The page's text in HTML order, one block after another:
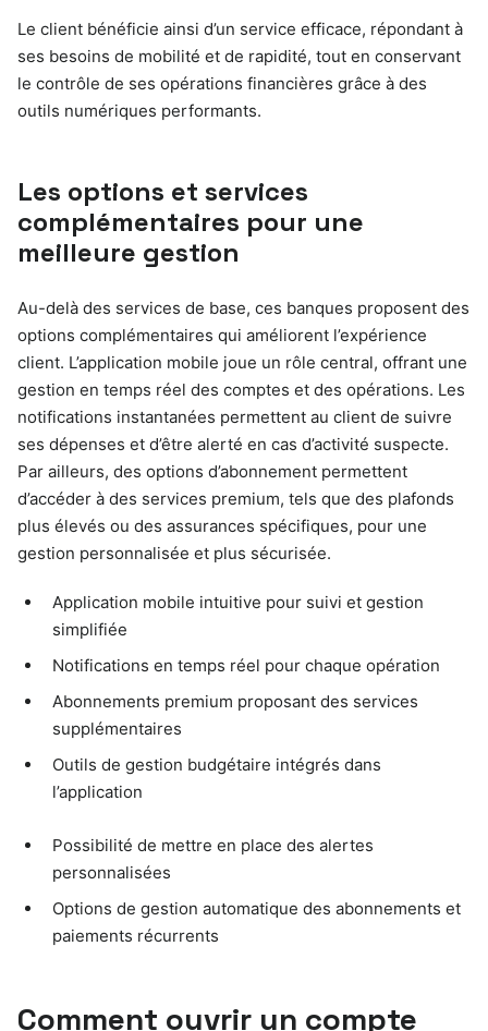
Le client bénéficie ainsi d’un service efficace, répondant à
ses besoins de mobilité et de rapidité, tout en conservant
le contrôle de ses opérations financières grâce à des
outils numériques performants.
Les options et services
complémentaires pour une
meilleure gestion
Au-delà des services de base, ces banques proposent des
options complémentaires qui améliorent l’expérience
client. L’application mobile joue un rôle central, offrant une
gestion en temps réel des comptes et des opérations. Les
notifications instantanées permettent au client de suivre
ses dépenses et d’être alerté en cas d’activité suspecte.
Par ailleurs, des options d’abonnement permettent
d’accéder à des services premium, tels que des plafonds
plus élevés ou des assurances spécifiques, pour une
gestion personnalisée et plus sécurisée.
Application mobile intuitive pour suivi et gestion
simplifiée
Notifications en temps réel pour chaque opération
Abonnements premium proposant des services
supplémentaires
Outils de gestion budgétaire intégrés dans
l’application
Possibilité de mettre en place des alertes
personnalisées
Options de gestion automatique des abonnements et
paiements récurrents
Comment ouvrir un compte